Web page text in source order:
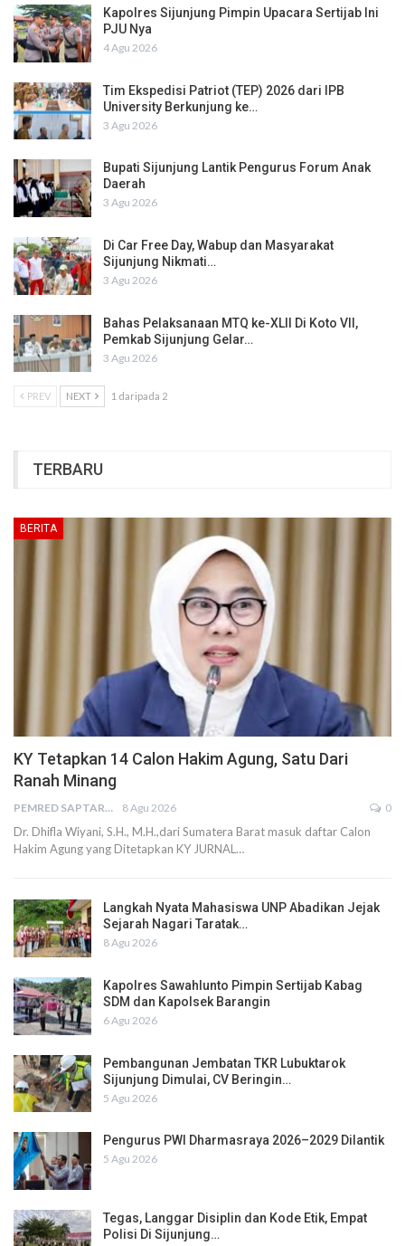
Kapolres Sijunjung Pimpin Upacara Sertijab Ini
PJU Nya
4 Agu 2026
Tim Ekspedisi Patriot (TEP) 2026 dari IPB
University Berkunjung ke…
3 Agu 2026
Bupati Sijunjung Lantik Pengurus Forum Anak
Daerah
3 Agu 2026
Di Car Free Day, Wabup dan Masyarakat
Sijunjung Nikmati…
3 Agu 2026
Bahas Pelaksanaan MTQ ke-XLII Di Koto VII,
Pemkab Sijunjung Gelar…
3 Agu 2026
PREV NEXT 1 daripada 2
TERBARU
BERITA
KY Tetapkan 14 Calon Hakim Agung, Satu Dari
Ranah Minang
PEMRED SAPTARIUS 8 Agu 2026 0
Dr. Dhifla Wiyani, S.H., M.H.,dari Sumatera Barat masuk daftar Calon
Hakim Agung yang Ditetapkan KY JURNAL…
Langkah Nyata Mahasiswa UNP Abadikan Jejak
Sejarah Nagari Taratak…
8 Agu 2026
Kapolres Sawahlunto Pimpin Sertijab Kabag
SDM dan Kapolsek Barangin
6 Agu 2026
Pembangunan Jembatan TKR Lubuktarok
Sijunjung Dimulai, CV Beringin…
5 Agu 2026
Pengurus PWI Dharmasraya 2026–2029 Dilantik
5 Agu 2026
Tegas, Langgar Disiplin dan Kode Etik, Empat
Polisi Di Sijunjung…